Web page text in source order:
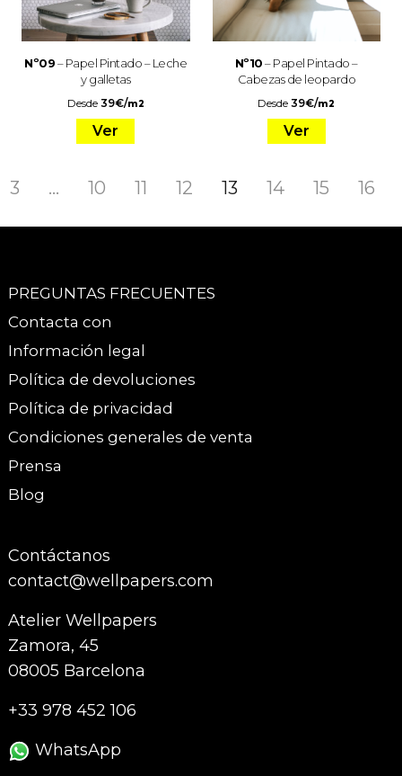
Nº09– Papel Pintado – Leche
y galletas
Desde 39€/m2
Ver
Nº10– Papel Pintado –
Cabezas de leopardo
Desde39€/m2
Ver
3 … 10 11 12 13 14 15 16
PREGUNTAS FRECUENTES
Contacta con
Información legal
Política de devoluciones
Política de privacidad
Condiciones generales de venta
Prensa
Blog
Contáctanos
contact@wellpapers.com
Atelier Wellpapers
Zamora, 45
08005 Barcelona
+33 978 452 106
WhatsApp